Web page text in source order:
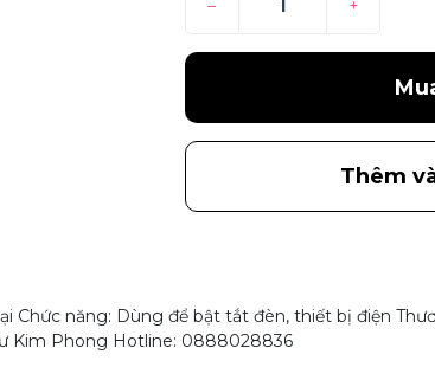
– +
Thêm
Chức năng: Dùng để bật tắt đèn, thiết bị điện
Kim Phong Hotline: 0888028836